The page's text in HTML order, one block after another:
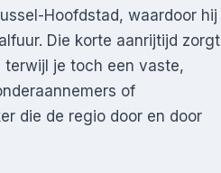
Hoofdstad, waardoor hij
Die korte aanrijtijd zorgt
je toch een vaste,
of
die de regio door en door